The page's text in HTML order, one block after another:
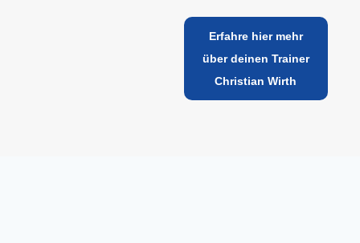
Erfahre hier mehr
über deinen Trainer
Christian Wirth